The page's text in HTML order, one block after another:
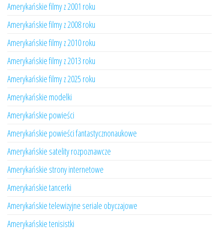
Amerykańskie filmy z 2001 roku
Amerykańskie filmy z 2008 roku
Amerykańskie filmy z 2010 roku
Amerykańskie filmy z 2013 roku
Amerykańskie filmy z 2025 roku
Amerykańskie modelki
Amerykańskie powieści
Amerykańskie powieści fantastycznonaukowe
Amerykańskie satelity rozpoznawcze
Amerykańskie strony internetowe
Amerykańskie tancerki
Amerykańskie telewizyjne seriale obyczajowe
Amerykańskie tenisistki